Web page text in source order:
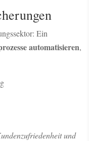
Ein
automatisieren,
und